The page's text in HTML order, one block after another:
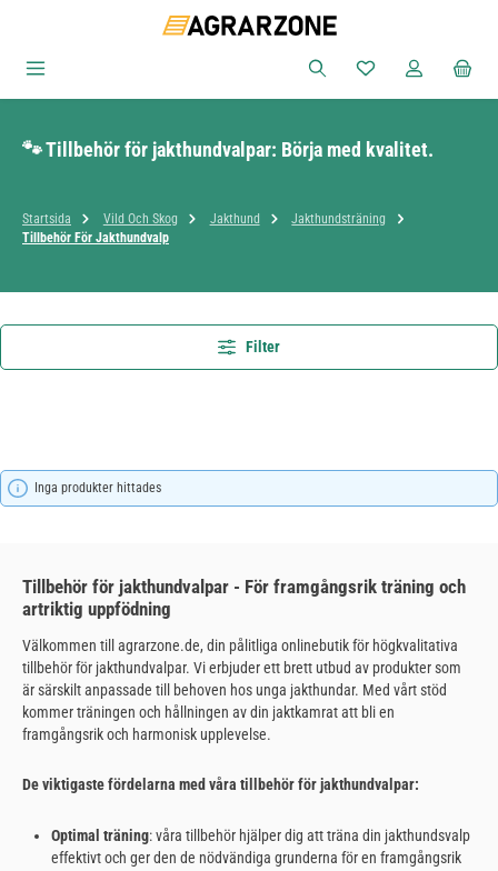
Du har 0 objekt i
🐾 Tillbehör för jakthundvalpar: Börja med kvalitet.
Startsida Vild Och Skog Jakthund
Jakthundsträning
Tillbehör För Jakthundvalp
Filter
Inga produkter hittades
Tillbehör för jakthundvalpar - För framgångsrik träning och
artriktig uppfödning
Välkommen till agrarzone.de, din pålitliga onlinebutik för högkvalitativa
tillbehör för jakthundvalpar. Vi erbjuder ett brett utbud av produkter som
är särskilt anpassade till behoven hos unga jakthundar. Med vårt stöd
kommer träningen och hållningen av din jaktkamrat att bli en
framgångsrik och harmonisk upplevelse.
De viktigaste fördelarna med våra tillbehör för jakthundvalpar:
Optimal träning: våra tillbehör hjälper dig att träna din jakthundsvalp
effektivt och ger den de nödvändiga grunderna för en framgångsrik